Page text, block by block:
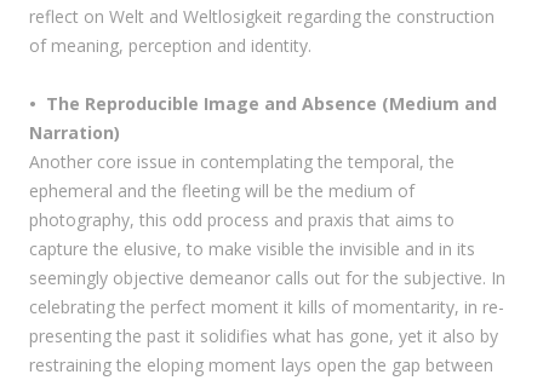
reflect on Welt and Weltlosigkeit regarding the construction
of meaning, perception and identity.
• The Reproducible Image and Absence (Medium and
Narration)
Another core issue in contemplating the temporal, the
ephemeral and the fleeting will be the medium of
photography, this odd process and praxis that aims to
capture the elusive, to make visible the invisible and in its
seemingly objective demeanor calls out for the subjective. In
celebrating the perfect moment it kills of momentarity, in re-
presenting the past it solidifies what has gone, yet it also by
restraining the eloping moment lays open the gap between